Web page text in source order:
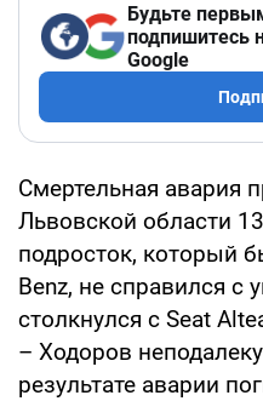
Будьте
подпишитесь
Google
Смертельная авария
Львовской области
подросток, который
Benz, не справился с
столкнулся с Seat
– Ходоров
результате аварии